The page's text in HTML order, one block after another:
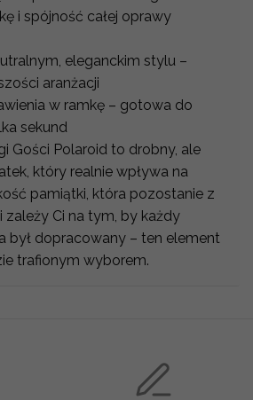
i spójność całej oprawy
eleganckim stylu –
aranżacji
w ramkę – gotowa do
sekund
Gości Polaroid to drobny, ale
który realnie wpływa na
pamiątki, która pozostanie z
zależy Ci na tym, by każdy
był dopracowany – ten element
trafionym wyborem.